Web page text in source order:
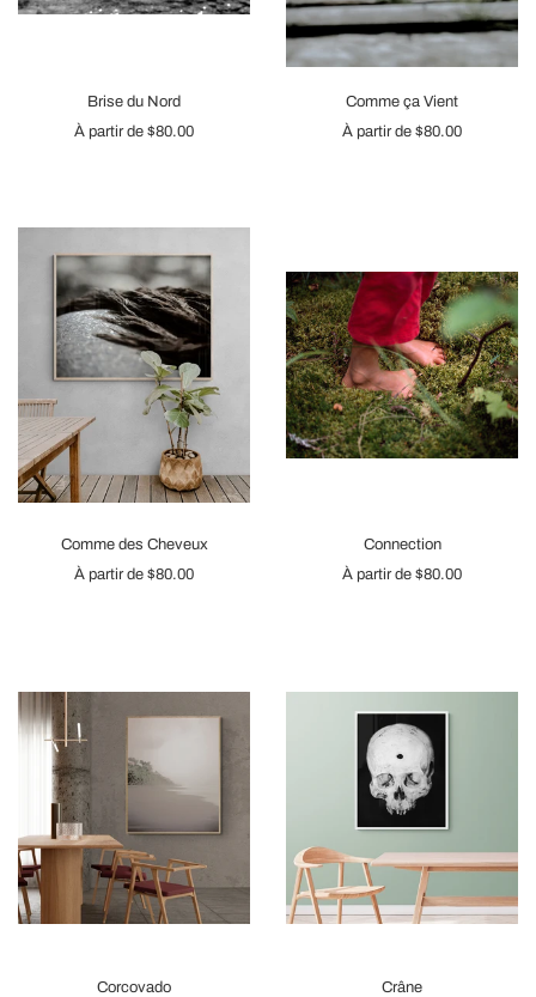
Brise du Nord
À partir de $80.00
Comme ça Vient
À partir de $80.00
Comme des Cheveux
À partir de $80.00
Connection
À partir de $80.00
Corcovado Crâne